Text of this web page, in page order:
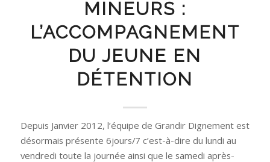
MINEURS :
L’ACCOMPAGNEMENT
DU JEUNE EN
DÉTENTION
Depuis Janvier 2012, l’équipe de Grandir Dignement est
désormais présente 6jours/7 c’est-à-dire du lundi au
vendredi toute la journée ainsi que le samedi après-